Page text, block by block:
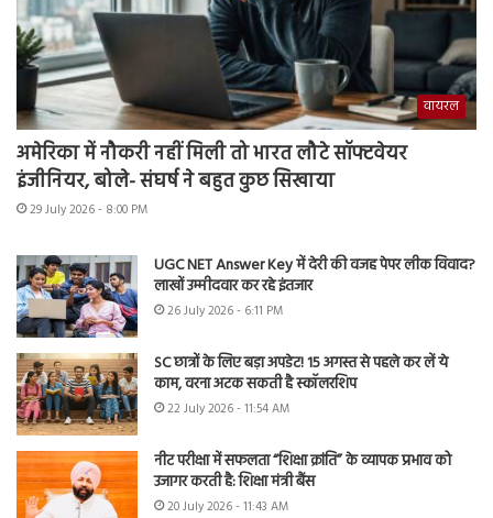
वायरल
अमेरिका में नौकरी नहीं मिली तो भारत लौटे सॉफ्टवेयर
इंजीनियर, बोले- संघर्ष ने बहुत कुछ सिखाया
29 July 2026 - 8:00 PM
UGC NET Answer Key में देरी की वजह पेपर लीक विवाद?
लाखों उम्मीदवार कर रहे इंतजार
26 July 2026 - 6:11 PM
SC छात्रों के लिए बड़ा अपडेट! 15 अगस्त से पहले कर लें ये
काम, वरना अटक सकती है स्कॉलरशिप
22 July 2026 - 11:54 AM
नीट परीक्षा में सफलता “शिक्षा क्रांति” के व्यापक प्रभाव को
उजागर करती है: शिक्षा मंत्री बैंस
20 July 2026 - 11:43 AM